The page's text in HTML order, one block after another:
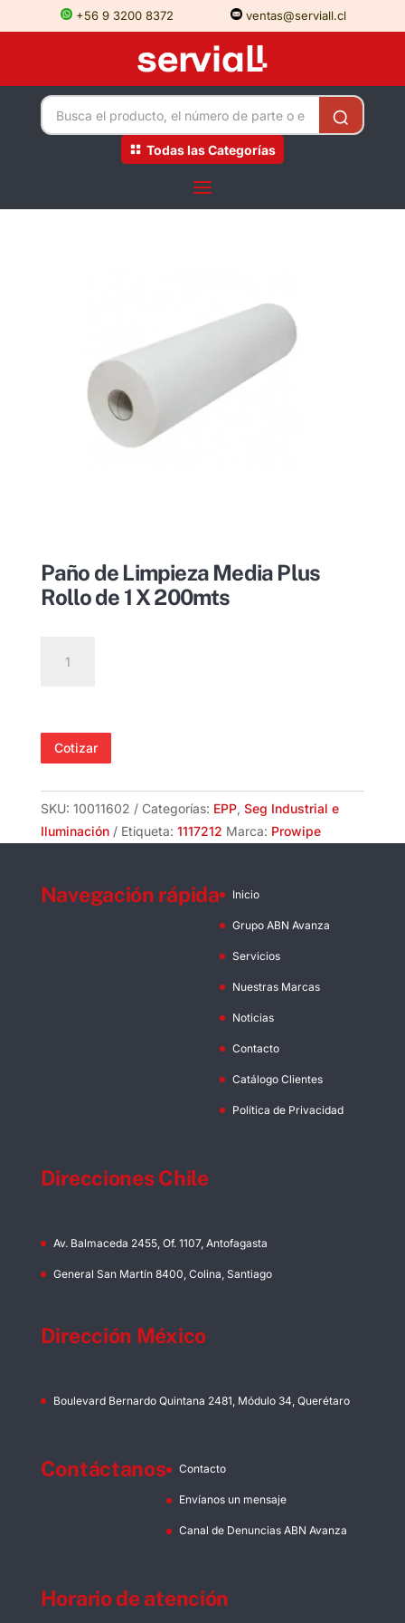
+56 9 3200 8372 ventas@serviall.cl
Todas las Categorías
Paño de Limpieza Media Plus
Rollo de 1 X 200mts
Plus
Rollo
1
X
Cotizar
SKU: 10011602 Categorías: EPP, Seg Industrial e
Iluminación
Etiqueta: 1117212 Marca: Prowipe
Navegación rápida Inicio
Grupo ABN Avanza
Servicios
Nuestras Marcas
Noticias
Contacto
Catálogo Clientes
Política de Privacidad
Direcciones Chile
Av. Balmaceda 2455, Of. 1107, Antofagasta
General San Martín 8400, Colina, Santiago
Dirección México
Boulevard Bernardo Quintana 2481, Módulo 34, Querétaro
Contáctanos Contacto
Envíanos un mensaje
Canal de Denuncias ABN Avanza
Horario de atención